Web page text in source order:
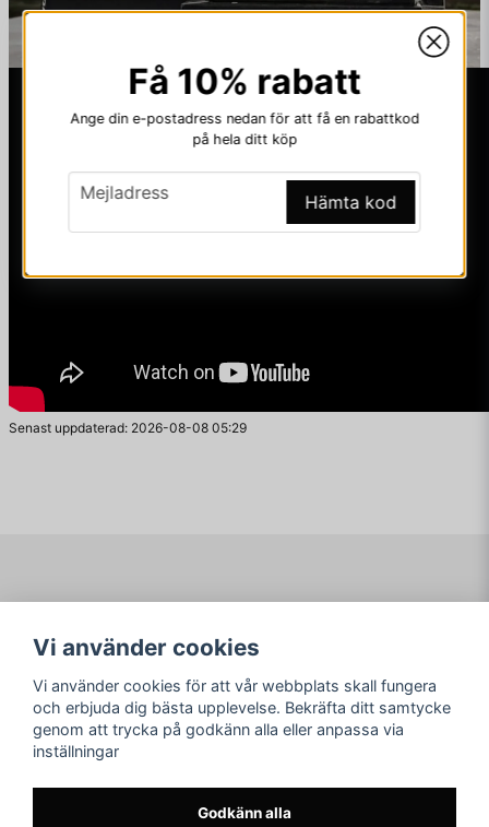
Senast uppdaterad: 2026-08-08 05:29
Få 10% rabatt
Ange din e-postadress nedan för att få en rabattkod
på hela ditt köp
email
Mejladress Hämta kod
Köpvillkor
Logga in
Glömt lösenord?
Sociala medier arkad.nu
Vi använder cookies
Vi använder cookies för att vår webbplats skall fungera
och erbjuda dig bästa upplevelse. Bekräfta ditt samtycke
genom att trycka på godkänn alla eller anpassa via
inställningar
Godkänn alla